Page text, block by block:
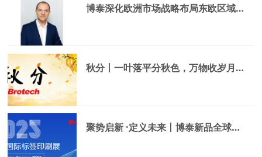
博泰深化欧洲市场战略布局东欧区域销售负责人任命通告
秋分丨一叶落平分秋色，万物收岁月无恙
聚势启新 ·定义未来丨博泰新品全球首发AI智能驱动FFX530柔印机